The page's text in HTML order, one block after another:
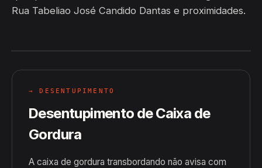
Rua Tabeliao José Candido Dantas e proximidades.
→ DESENTUPIMENTO
Desentupimento de Caixa de
Gordura
A caixa de gordura transbordando não avisa com